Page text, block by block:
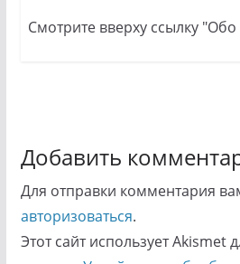
Смотрите вверху ссылку
Добавить
Для отправки комментария
авторизоваться.
Этот сайт использует Akismet